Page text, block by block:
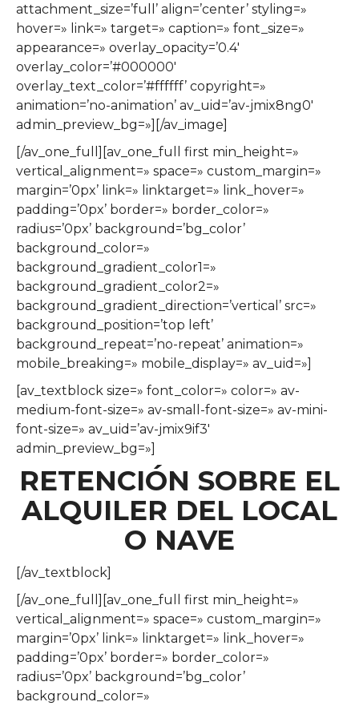
attachment_size=’full’ align=’center’ styling=»
hover=» link=» target=» caption=» font_size=»
appearance=» overlay_opacity=’0.4′
overlay_color=’#000000′
overlay_text_color=’#ffffff’ copyright=»
animation=’no-animation’ av_uid=’av-jmix8ng0′
admin_preview_bg=»][/av_image]
[/av_one_full][av_one_full first min_height=»
vertical_alignment=» space=» custom_margin=»
margin=’0px’ link=» linktarget=» link_hover=»
padding=’0px’ border=» border_color=»
radius=’0px’ background=’bg_color’
background_color=»
background_gradient_color1=»
background_gradient_color2=»
background_gradient_direction=’vertical’ src=»
background_position=’top left’
background_repeat=’no-repeat’ animation=»
mobile_breaking=» mobile_display=» av_uid=»]
[av_textblock size=» font_color=» color=» av-
medium-font-size=» av-small-font-size=» av-mini-
font-size=» av_uid=’av-jmix9if3′
admin_preview_bg=»]
RETENCIÓN SOBRE EL
ALQUILER DEL LOCAL
O NAVE
[/av_textblock]
[/av_one_full][av_one_full first min_height=»
vertical_alignment=» space=» custom_margin=»
margin=’0px’ link=» linktarget=» link_hover=»
padding=’0px’ border=» border_color=»
radius=’0px’ background=’bg_color’
background_color=»